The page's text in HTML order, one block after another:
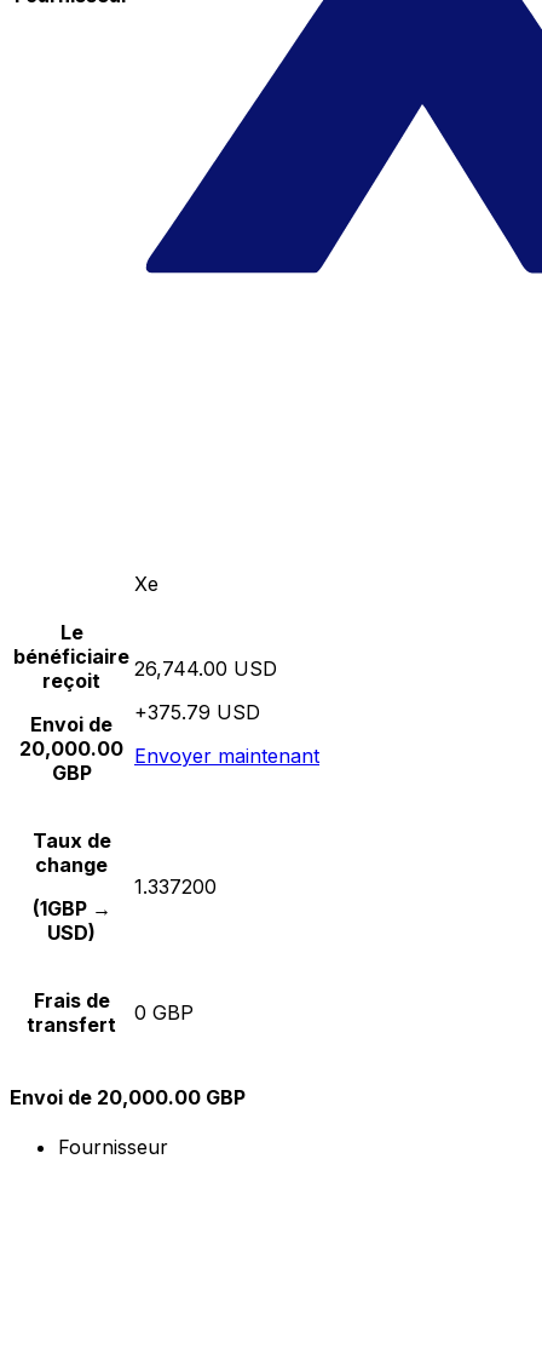
Xe
Le
bénéficiaire
reçoit
Envoi de
20,000.00
GBP
26,744.00 USD
+375.79 USD
Envoyer maintenant
Taux de
change
(1GBP →
USD)
1.337200
Frais de
transfert
0 GBP
Envoi de 20,000.00 GBP
Fournisseur